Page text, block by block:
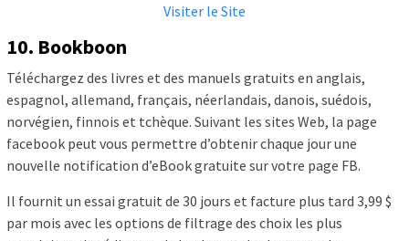
Visiter le Site
10. Bookboon
Téléchargez des livres et des manuels gratuits en anglais,
espagnol, allemand, français, néerlandais, danois, suédois,
norvégien, finnois et tchèque. Suivant les sites Web, la page
facebook peut vous permettre d’obtenir chaque jour une
nouvelle notification d’eBook gratuite sur votre page FB.
Il fournit un essai gratuit de 30 jours et facture plus tard 3,99 $
par mois avec les options de filtrage des choix les plus